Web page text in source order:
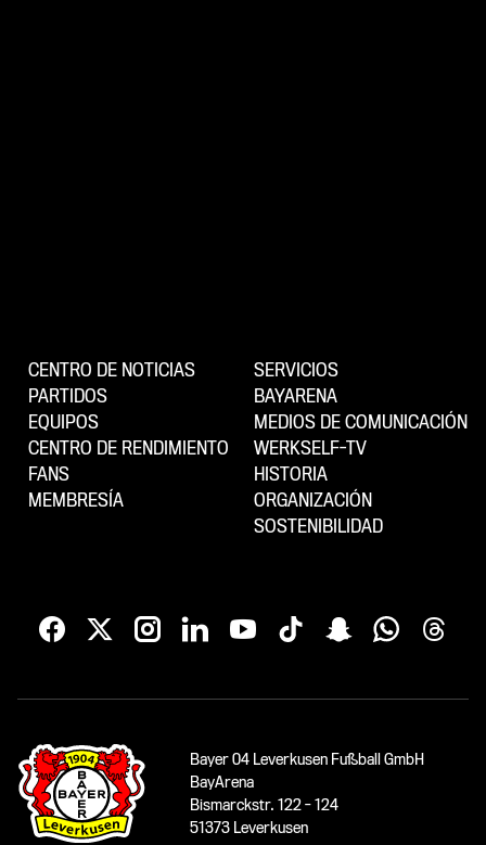
CENTRO DE NOTICIAS
PARTIDOS
EQUIPOS
CENTRO DE RENDIMIENTO
FANS
MEMBRESÍA
SERVICIOS
BAYARENA
MEDIOS DE COMUNICACIÓN
WERKSELF-TV
HISTORIA
ORGANIZACIÓN
SOSTENIBILIDAD
Bayer 04 Leverkusen Fußball GmbH
BayArena
Bismarckstr. 122 - 124
51373 Leverkusen